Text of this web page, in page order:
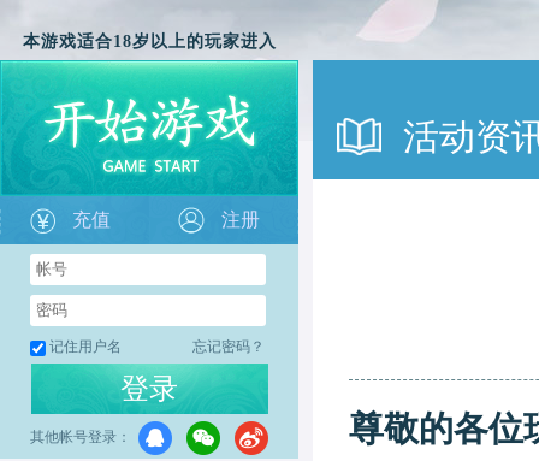
本游戏适合18岁以上的玩家进入
充值 注册
记住用户名 忘记密码？
登录
其他帐号登录：
活动资
尊敬的各位